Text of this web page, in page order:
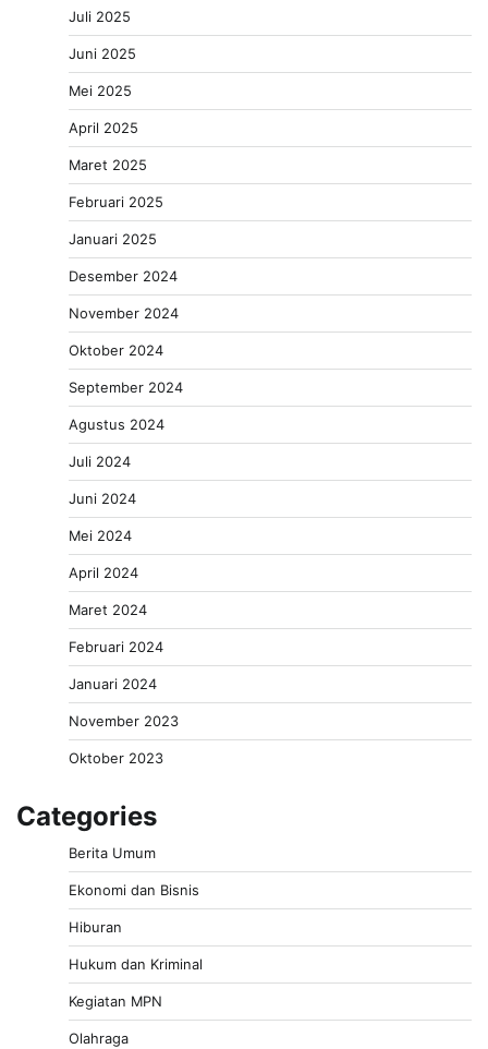
Juli 2025
Juni 2025
Mei 2025
April 2025
Maret 2025
Februari 2025
Januari 2025
Desember 2024
November 2024
Oktober 2024
September 2024
Agustus 2024
Juli 2024
Juni 2024
Mei 2024
April 2024
Maret 2024
Februari 2024
Januari 2024
November 2023
Oktober 2023
Categories
Berita Umum
Ekonomi dan Bisnis
Hiburan
Hukum dan Kriminal
Kegiatan MPN
Olahraga